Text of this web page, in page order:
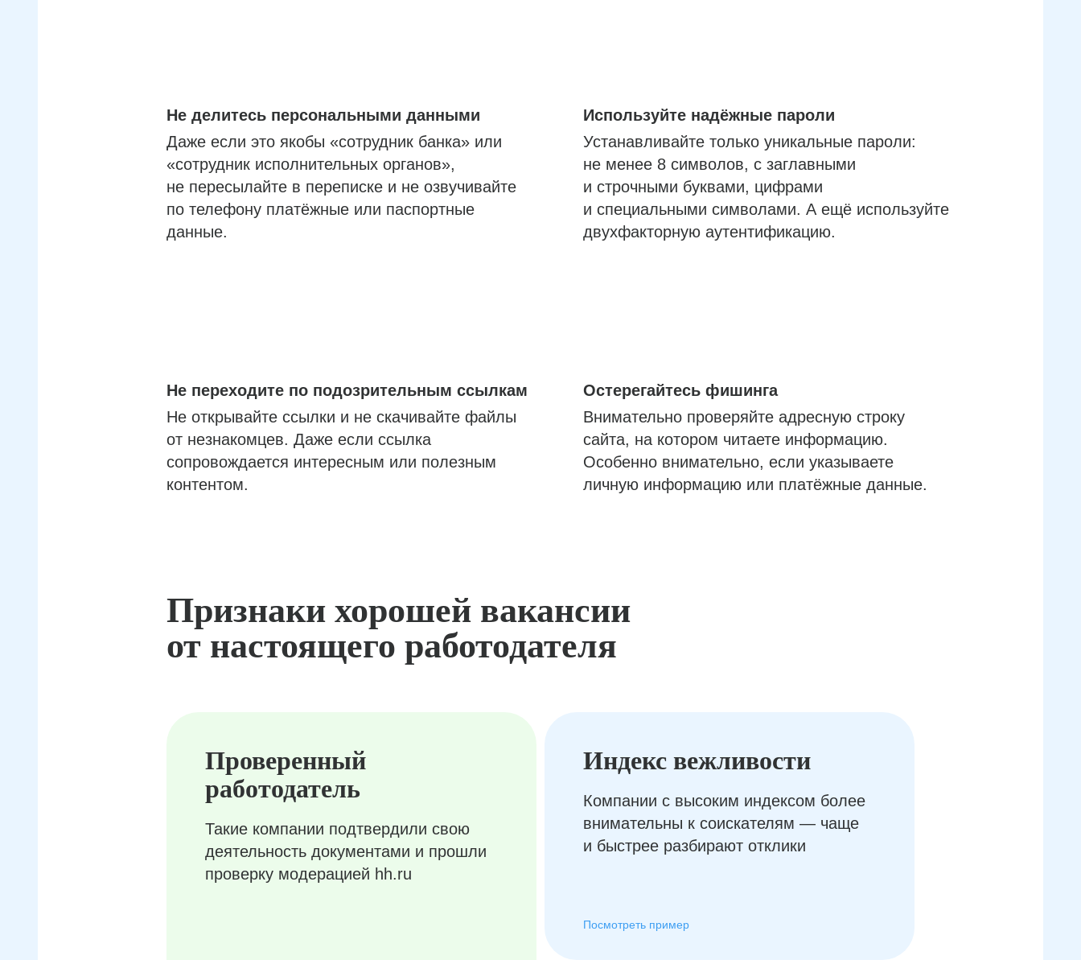
Не делитесь персональными данными
Даже если это якобы «сотрудник банка» или
«сотрудник исполнительных органов»,
не пересылайте в переписке и не озвучивайте
по телефону платёжные или паспортные
данные.
Используйте надёжные пароли
Устанавливайте только уникальные пароли:
не менее 8 символов, с заглавными
и строчными буквами, цифрами
и специальными символами. А ещё используйте
двухфакторную аутентификацию.
Не переходите по подозрительным ссылкам
Не открывайте ссылки и не скачивайте файлы
от незнакомцев. Даже если ссылка
сопровождается интересным или полезным
контентом.
Остерегайтесь фишинга
Внимательно проверяйте адресную строку
сайта, на котором читаете информацию.
Особенно внимательно, если указываете
личную информацию или платёжные данные.
Признаки хорошей вакансии
от настоящего работодателя
Проверенный
работодатель
Такие компании подтвердили свою
деятельность документами и прошли
проверку модерацией hh.ru
Индекс вежливости
Компании с высоким индексом более
внимательны к соискателям — чаще
и быстрее разбирают отклики
Посмотреть пример